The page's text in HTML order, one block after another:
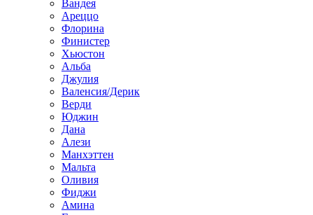
Вандея
Ареццо
Флорина
Финистер
Хьюстон
Альба
Джулия
Валенсия/Дерик
Верди
Юджин
Дана
Алези
Манхэттен
Мальта
Оливия
Фиджи
Амина